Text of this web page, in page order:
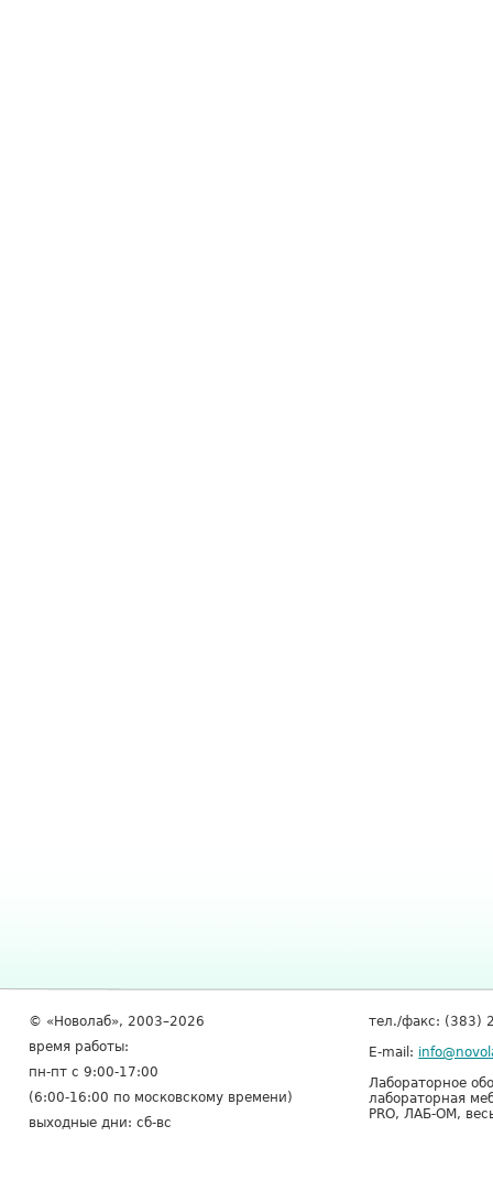
© «Новолаб», 2003–2026
время работы:
пн-пт с 9:00-17:00
(6:00-16:00 по московскому времени)
выходные дни: сб-вс
тел./факс: (383)
E-mail:
Лабораторное
лабораторная
PRO, ЛАБ-ОМ,